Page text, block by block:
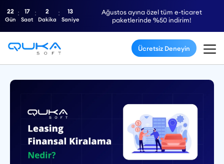
Ağustos ayına özel tüm e-ticaret
paketlerinde %50 indirim!
22
Gün
17
Saat
2
Dakika
12
Saniye
Ücretsiz Deneyin